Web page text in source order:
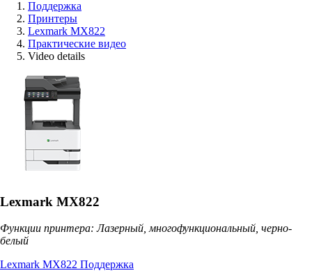
Поддержка
Принтеры
Lexmark MX822
Практические видео
Video details
Lexmark MX822
Функции принтера: Лазерный, многофункциональный, черно-
белый
Lexmark MX822 Поддержка